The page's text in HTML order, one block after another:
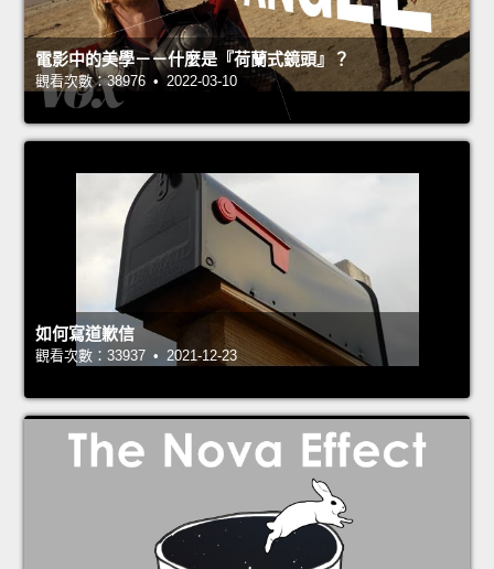
電影中的美學－－什麼是『荷蘭式鏡頭』？
觀看次數：38976 • 2022-03-10
如何寫道歉信
觀看次數：33937 • 2021-12-23